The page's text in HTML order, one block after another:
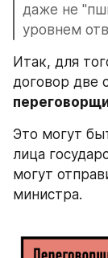
даже не
уровнем
Итак, для
Это могут
лица
могут
министра.